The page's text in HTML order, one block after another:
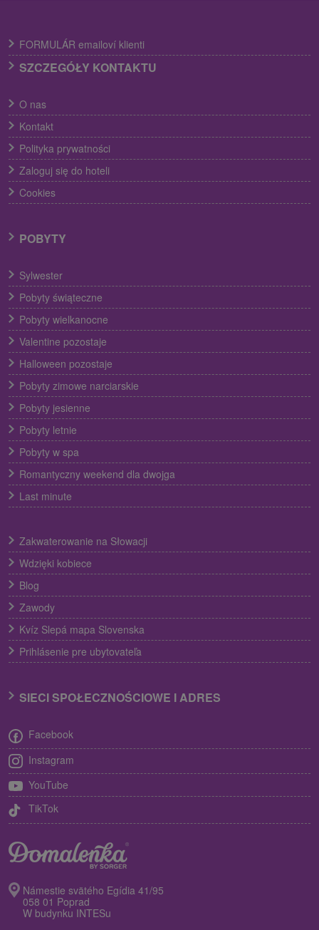
FORMULÁR emailoví klienti
SZCZEGÓŁY KONTAKTU
O nas
Kontakt
Polityka prywatności
Zaloguj się do hoteli
Cookies
POBYTY
Sylwester
Pobyty świąteczne
Pobyty wielkanocne
Valentine pozostaje
Halloween pozostaje
Pobyty zimowe narciarskie
Pobyty jesienne
Pobyty letnie
Pobyty w spa
Romantyczny weekend dla dwojga
Last minute
Zakwaterowanie na Słowacji
Wdzięki kobiece
Blog
Zawody
Kvíz Slepá mapa Slovenska
Prihlásenie pre ubytovateľa
SIECI SPOŁECZNOŚCIOWE I ADRES
Facebook
Instagram
YouTube
TikTok
Námestie svätého Egídia 41/95
058 01 Poprad
W budynku INTESu